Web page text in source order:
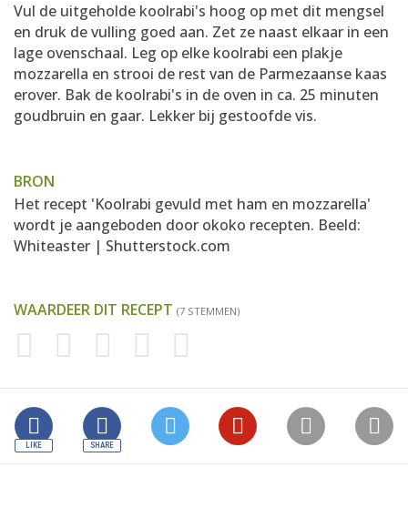
Vul de uitgeholde koolrabi's hoog op met dit mengsel
en druk de vulling goed aan. Zet ze naast elkaar in een
lage ovenschaal. Leg op elke koolrabi een plakje
mozzarella en strooi de rest van de Parmezaanse kaas
erover. Bak de koolrabi's in de oven in ca. 25 minuten
goudbruin en gaar. Lekker bij gestoofde vis.
BRON
Het recept 'Koolrabi gevuld met ham en mozzarella'
wordt je aangeboden door okoko recepten. Beeld:
Whiteaster | Shutterstock.com
WAARDEER DIT RECEPT (7 STEMMEN)